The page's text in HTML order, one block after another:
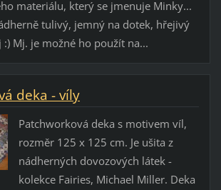
materiálu, který se jmenuje Minky...
tulivý, jemný na dotek, hřejivý
:) Mj. je možné ho použít na...
deka - víly
Patchworková deka s motivem víl,
rozměr 125 x 125 cm. Je ušita z
nádherných dovozových látek -
kolekce Fairies, Michael Miller. Deka